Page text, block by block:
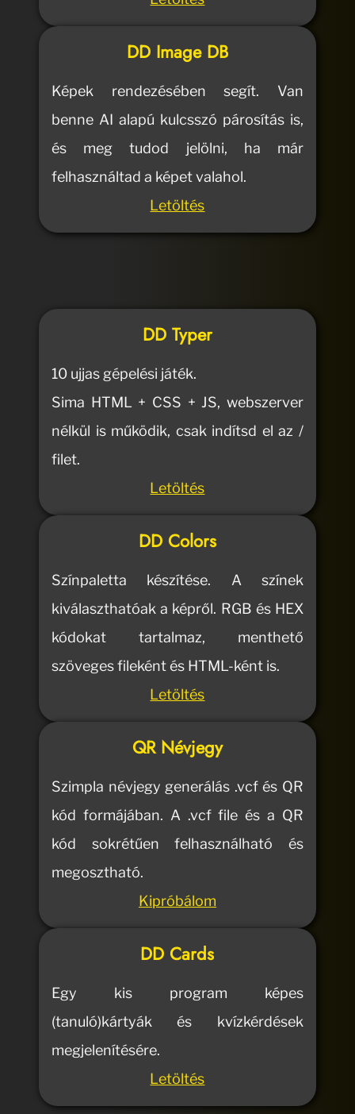
DD Image DB
Képek rendezésében segít. Van
benne AI alapú kulcsszó párosítás is,
és meg tudod jelölni, ha már
felhasználtad a képet valahol.
Letöltés
DD Typer
10 ujjas gépelési játék.
Sima HTML + CSS + JS, webszerver
nélkül is működik, csak indítsd el az /
filet.
Letöltés
DD Colors
Színpaletta készítése. A színek
kiválaszthatóak a képről. RGB és HEX
kódokat tartalmaz, menthető
szöveges fileként és HTML-ként is.
Letöltés
QR Névjegy
Szimpla névjegy generálás .vcf és QR
kód formájában. A .vcf file és a QR
kód sokrétűen felhasználható és
megosztható.
Kipróbálom
DD Cards
Egy kis program képes
(tanuló)kártyák és kvízkérdések
megjelenítésére.
Letöltés